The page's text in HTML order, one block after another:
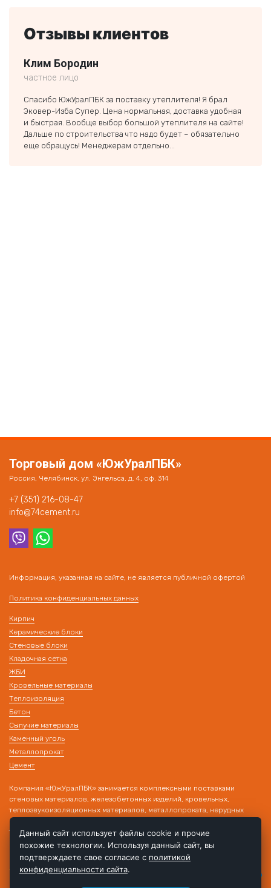
Отзывы клиентов
Клим Бородин
частное лицо
Спасибо ЮжУралПБК за поставку утеплителя! Я брал
Эковер-Изба Супер. Цена нормальная, доставка удобная
и быстрая. Вообще выбор большой утеплителя на сайте!
Дальше по строительства что надо будет – обязательно
еще обращусь! Менеджерам отдельно...
Торговый дом «ЮжУралПБК»
Россия, Челябинск, ул. Энгельса, д. 4, оф. 314
+7 (351) 216-08-47
info@74cement.ru
Информация, указанная на сайте, не является публичной офертой
Политика конфиденциальных данных
Кирпич
Керамические блоки
Стеновые блоки
Кладочная сетка
ЖБИ
Кровельные материалы
Теплоизоляция
Бетон
Сыпучие материалы
Каменный уголь
Металлопрокат
Цемент
Компания «ЮжУралПБК» занимается комплексными поставками
стеновых материалов, железобетонных изделий, кровельных,
теплозвукоизоляционных материалов, металлопроката, нерудных
материалов на строительные объекты. Наличие собственного
транспорта и склада позволяет производить поставку товара в день
обращения!
Данный сайт использует файлы cookie и прочие
похожие технологии. Используя данный сайт, вы
подтверждаете свое согласие с политикой
конфиденциальности сайта.